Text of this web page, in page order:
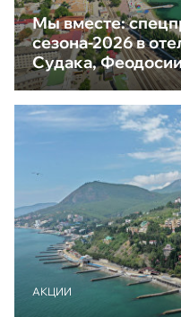
Мы вместе:
сезона-2026 в
Судака,
АКЦИИ